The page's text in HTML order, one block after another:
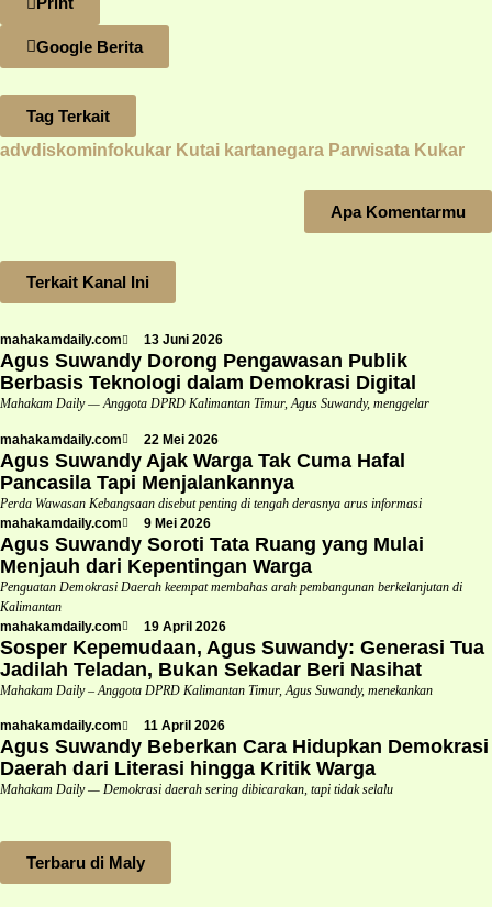
Google Berita
Tag Terkait
advdiskominfokukar Kutai kartanegara Parwisata Kukar
Apa Komentarmu
Terkait Kanal Ini
mahakamdaily.com 13 Juni 2026
Agus Suwandy Dorong Pengawasan Publik
Berbasis Teknologi dalam Demokrasi Digital
Mahakam Daily — Anggota DPRD Kalimantan Timur, Agus Suwandy, menggelar
mahakamdaily.com 22 Mei 2026
Agus Suwandy Ajak Warga Tak Cuma Hafal
Pancasila Tapi Menjalankannya
Perda Wawasan Kebangsaan disebut penting di tengah derasnya arus informasi
mahakamdaily.com
9 Mei 2026
Agus Suwandy Soroti Tata Ruang yang Mulai
Menjauh dari Kepentingan Warga
Penguatan Demokrasi Daerah keempat membahas arah pembangunan berkelanjutan di
Kalimantan
mahakamdaily.com
19 April 2026
Sosper Kepemudaan, Agus Suwandy: Generasi Tua
Jadilah Teladan, Bukan Sekadar Beri Nasihat
Mahakam Daily – Anggota DPRD Kalimantan Timur, Agus Suwandy, menekankan
mahakamdaily.com 11 April 2026
Agus Suwandy Beberkan Cara Hidupkan Demokrasi
Daerah dari Literasi hingga Kritik Warga
Mahakam Daily — Demokrasi daerah sering dibicarakan, tapi tidak selalu
Terbaru di Maly